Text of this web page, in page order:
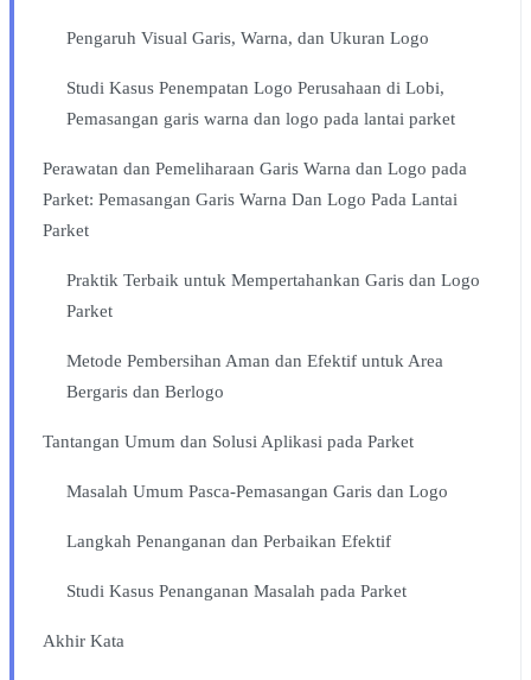
Pengaruh Visual Garis, Warna, dan Ukuran Logo
Studi Kasus Penempatan Logo Perusahaan di Lobi,
Pemasangan garis warna dan logo pada lantai parket
Perawatan dan Pemeliharaan Garis Warna dan Logo pada
Parket: Pemasangan Garis Warna Dan Logo Pada Lantai
Parket
Praktik Terbaik untuk Mempertahankan Garis dan Logo
Parket
Metode Pembersihan Aman dan Efektif untuk Area
Bergaris dan Berlogo
Tantangan Umum dan Solusi Aplikasi pada Parket
Masalah Umum Pasca-Pemasangan Garis dan Logo
Langkah Penanganan dan Perbaikan Efektif
Studi Kasus Penanganan Masalah pada Parket
Akhir Kata